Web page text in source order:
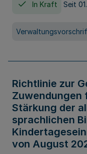
In Kraft Seit
Richtlinie zur
Zuwendungen
Stärkung der
sprachlichen
von August